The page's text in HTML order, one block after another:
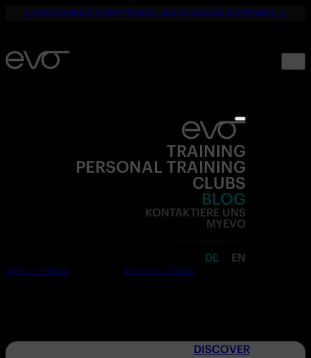
☀️ DEIN SOMMER. DEINE FITNESS. NUR 19,90€ BIS SEPTEMBER. 💪
TRAINING
PERSONAL TRAINING
CLUBS
BLOG
KONTAKTIERE UNS
MYEVO
DE EN
Jetzt anmelden Kostenlos testen
DISCOVER